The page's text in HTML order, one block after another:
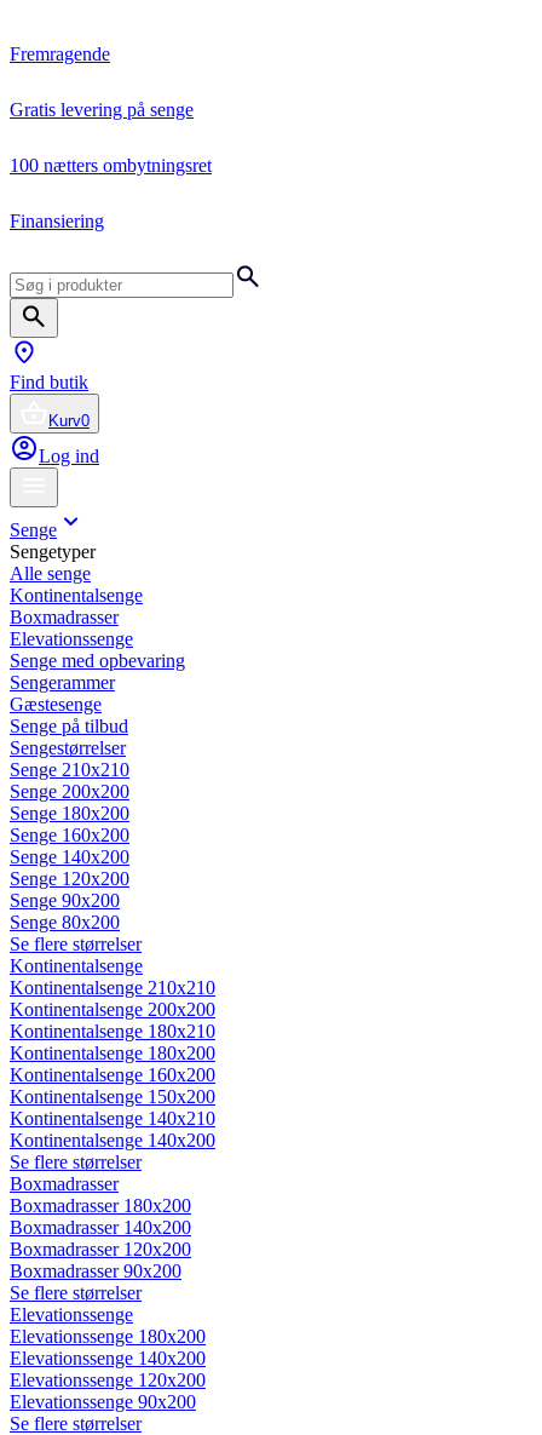
Fremragende
Gratis levering på senge
100 nætters ombytningsret
Finansiering
Find butik
Kurv0
Log ind
Senge
Sengetyper
Alle senge
Kontinentalsenge
Boxmadrasser
Elevationssenge
Senge med opbevaring
Sengerammer
Gæstesenge
Senge på tilbud
Sengestørrelser
Senge 210x210
Senge 200x200
Senge 180x200
Senge 160x200
Senge 140x200
Senge 120x200
Senge 90x200
Senge 80x200
Se flere størrelser
Kontinentalsenge
Kontinentalsenge 210x210
Kontinentalsenge 200x200
Kontinentalsenge 180x210
Kontinentalsenge 180x200
Kontinentalsenge 160x200
Kontinentalsenge 150x200
Kontinentalsenge 140x210
Kontinentalsenge 140x200
Se flere størrelser
Boxmadrasser
Boxmadrasser 180x200
Boxmadrasser 140x200
Boxmadrasser 120x200
Boxmadrasser 90x200
Se flere størrelser
Elevationssenge
Elevationssenge 180x200
Elevationssenge 140x200
Elevationssenge 120x200
Elevationssenge 90x200
Se flere størrelser